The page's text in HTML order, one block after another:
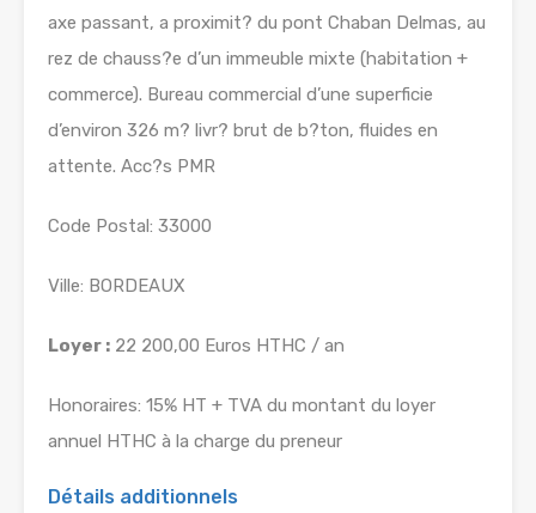
axe passant, a proximit? du pont Chaban Delmas, au
rez de chauss?e d’un immeuble mixte (habitation +
commerce). Bureau commercial d’une superficie
d’environ 326 m? livr? brut de b?ton, fluides en
attente. Acc?s PMR
Code Postal: 33000
Ville: BORDEAUX
Loyer : 22 200,00 Euros HTHC / an
Honoraires: 15% HT + TVA du montant du loyer
annuel HTHC à la charge du preneur
Détails additionnels